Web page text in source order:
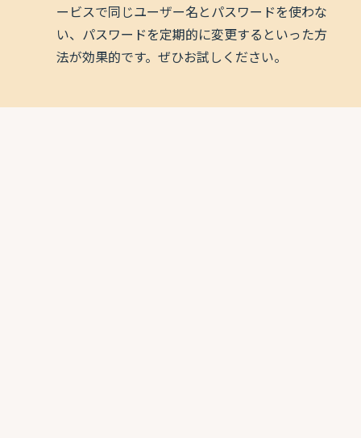
ービスで同じユーザー名とパスワードを使わな
い、パスワードを定期的に変更するといった方
法が効果的です。ぜひお試しください。